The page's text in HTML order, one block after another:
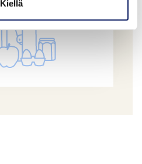
Kiellä